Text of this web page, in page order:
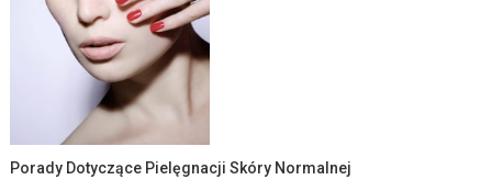
Porady Dotyczące Pielęgnacji Skóry Normalnej